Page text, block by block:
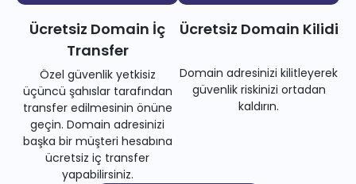
Ücretsiz Domain İç
Transfer
Özel güvenlik yetkisiz
üçüncü şahıslar tarafından
transfer edilmesinin önüne
geçin. Domain adresinizi
başka bir müşteri hesabına
ücretsiz iç transfer
yapabilirsiniz.
Ücretsiz Domain Kilidi
Domain adresinizi kilitleyerek
güvenlik riskinizi ortadan
kaldırın.